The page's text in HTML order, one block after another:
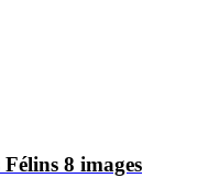
Félins 8 images